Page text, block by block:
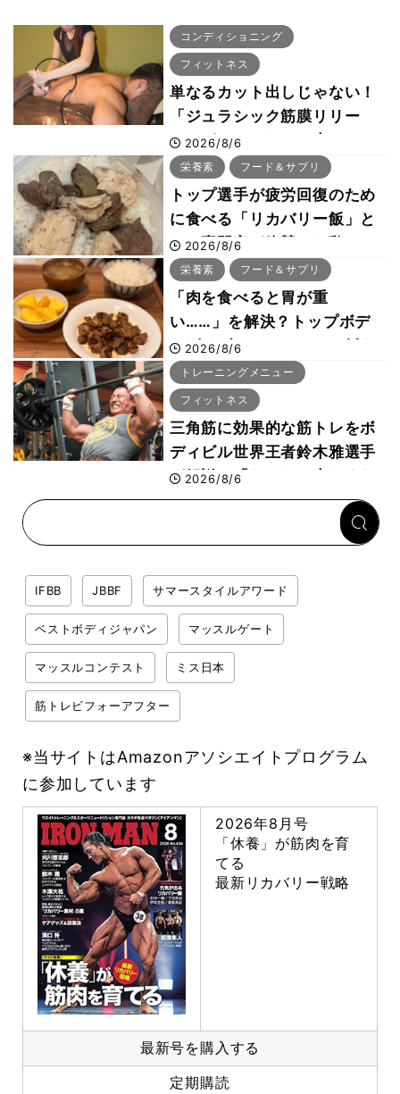
コンディショニング
フィットネス
単なるカット出しじゃない！
「ジュラシック筋膜リリー
ス」が口コミだけで大ヒット
した納得の理由 木澤大祐が
解説
2026/8/6
栄養素 フード＆サプリ
トップ選手が疲労回復のため
に食べる「リカバリー飯」と
は？専門家が絶賛した鶏レバ
ー活用法
2026/8/6
栄養素 フード＆サプリ
「肉を食べると胃が重
い……」を解決？トップボデ
ィビルダーのリカバリー飯を
専門家がロジカル解説
2026/8/6
トレーニングメニュー
フィットネス
三角筋に効果的な筋トレをボ
ディビル世界王者鈴木雅選手
が解説！「なかなか大きくな
らない肩の鍛え方」前編
2026/8/6
IFBB JBBF サマースタイルアワード
ベストボディジャパン マッスルゲート
マッスルコンテスト ミス日本
筋トレビフォーアフター
※当サイトはAmazonアソシエイトプログラム
に参加しています
2026年8月号
「休養」が筋肉を育
てる
最新リカバリー戦略
最新号を購入する
定期購読